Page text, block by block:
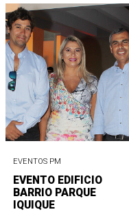
EVENTOS PM
EVENTO EDIFICIO
BARRIO PARQUE
IQUIQUE